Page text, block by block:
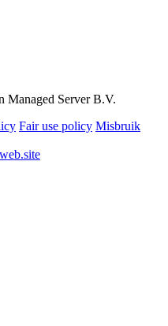
Managed Server B.V.
Fair use policy Misbruik